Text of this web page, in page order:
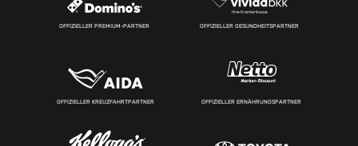
OFFIZIELLER PREMIUM-PARTNER OFFIZIELLER GESUNDHEITSPARTNER
OFFIZIELLER KREUZFAHRTPARTNER OFFIZIELLER ERNÄHRUNGSPARTNER